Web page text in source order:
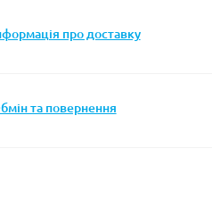
про доставку
та повернення